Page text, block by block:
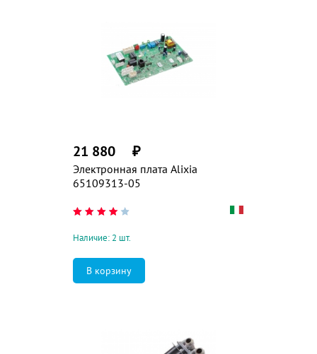
Электронная плата Alixia
65109313-05
21 880 ₽
Наличие: 2 шт.